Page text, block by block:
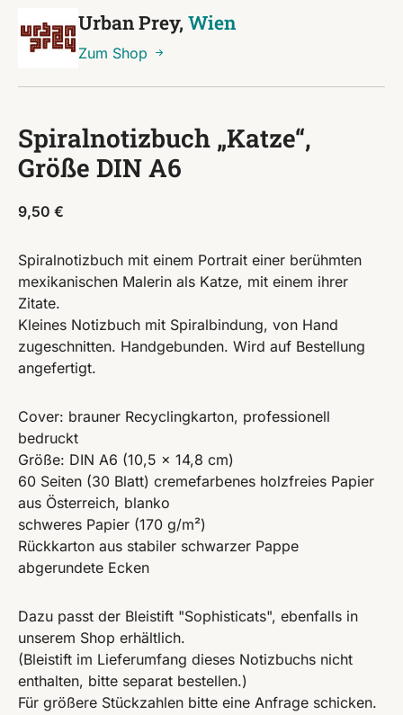
Urban Prey, Wien
Zum Shop
Spiralnotizbuch „Katze“,
Größe DIN A6
9,50 €
Spiralnotizbuch mit einem Portrait einer berühmten
mexikanischen Malerin als Katze, mit einem ihrer
Zitate.
Kleines Notizbuch mit Spiralbindung, von Hand
zugeschnitten. Handgebunden. Wird auf Bestellung
angefertigt.
Cover: brauner Recyclingkarton, professionell
bedruckt
Größe: DIN A6 (10,5 x 14,8 cm)
60 Seiten (30 Blatt) cremefarbenes holzfreies Papier
aus Österreich, blanko
schweres Papier (170 g/m²)
Rückkarton aus stabiler schwarzer Pappe
abgerundete Ecken
Dazu passt der Bleistift "Sophisticats", ebenfalls in
unserem Shop erhältlich.
(Bleistift im Lieferumfang dieses Notizbuchs nicht
enthalten, bitte separat bestellen.)
Für größere Stückzahlen bitte eine Anfrage schicken.